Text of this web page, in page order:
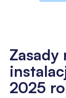
Zasady
2025